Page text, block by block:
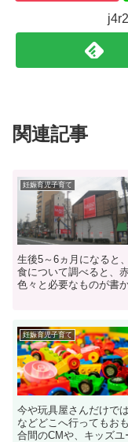
関連記事
妊娠育児子育て
生後5～6ヵ月になると
食について調べると、
色々と必要なものが書
妊娠育児子育て
今や玩具屋さんだけで
などどこへ行ってもお
合間のCMや、キッズユ